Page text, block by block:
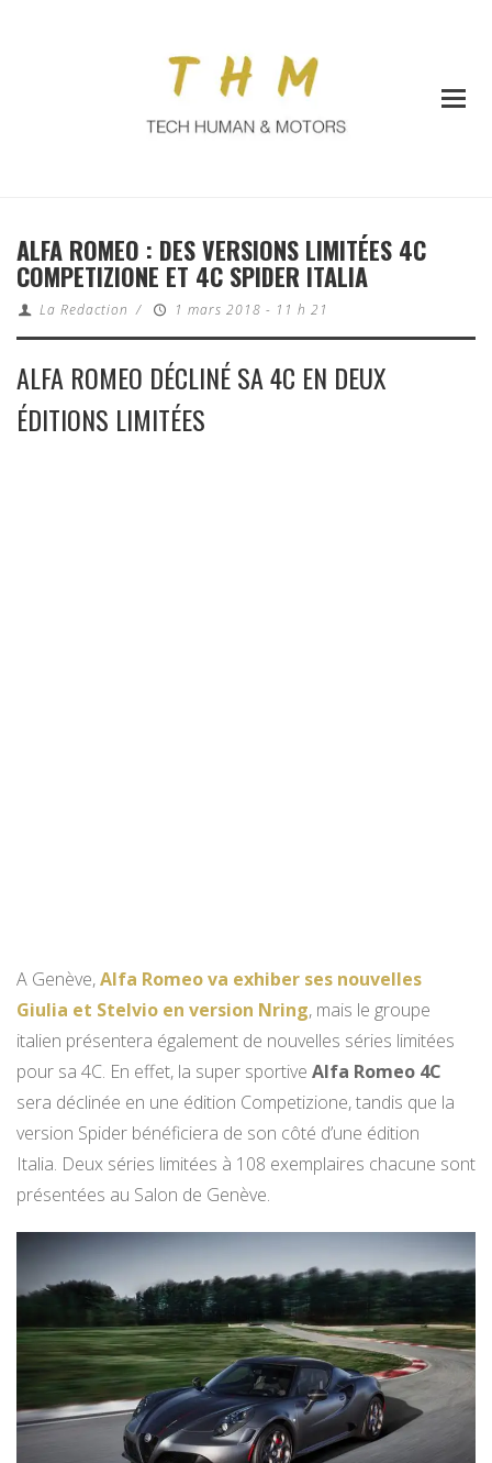
ALFA ROMEO : DES VERSIONS LIMITÉES 4C
COMPETIZIONE ET 4C SPIDER ITALIA
La Redaction / 1 mars 2018 - 11 h 21
ALFA ROMEO DÉCLINÉ SA 4C EN DEUX
ÉDITIONS LIMITÉES
A Genève,Alfa Romeo va exhiber ses nouvelles
Giulia et Stelvio en version Nring, mais le groupe
italien présentera également de nouvelles séries limitées
pour sa 4C. En effet, la super sportive Alfa Romeo 4C
sera déclinée en une édition Competizione, tandis que la
version Spider bénéficiera de son côté d’une édition
Italia. Deux séries limitées à 108 exemplaires chacune sont
présentées au Salon de Genève.